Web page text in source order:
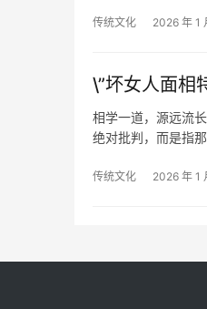
传统文化 2026 年 1
\”坏女人面相
相学一道，源远流
绝对批判，而是指
传统文化 2026 年 1